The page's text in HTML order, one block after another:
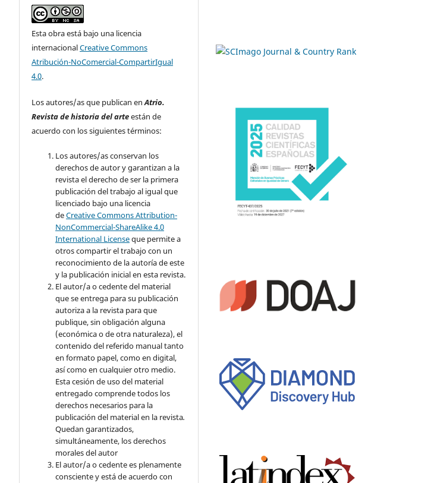
Esta obra está bajo una licencia
internacionalCreative Commons
Atribución-NoComercial-CompartirIgual
4.0.
Los autores/as que publican enAtrio.
Revista de historia del arteestán de
acuerdo con los siguientes términos:
Los autores/as conservan los
derechos de autor y garantizan a la
revista el derecho de ser la primera
publicación del trabajo al igual que
licenciado bajo una licencia
deCreative Commons Attribution-
NonCommercial-ShareAlike 4.0
International Licenseque permite a
otros compartir el trabajo con un
reconocimiento de la autoría de este
y la publicación inicial en esta revista.
El autor/a o cedente del material
que se entrega para su publicación
autoriza a la revista para que
publique, sin obligación alguna
(económica o de otra naturaleza), el
contenido del referido manual tanto
en formato papel, como en digital,
así como en cualquier otro medio.
Esta cesión de uso del material
entregado comprende todos los
derechos necesarios para la
publicación del material en la revista.
Quedan garantizados,
simultáneamente, los derechos
morales del autor
El autor/a o cedente es plenamente
consciente y está de acuerdo con